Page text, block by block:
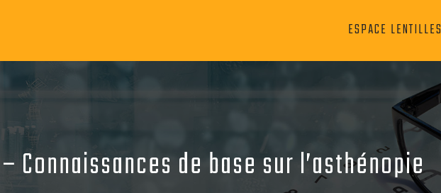
ESPACE LENTILLES
Connaissances de base sur l’asthénopie